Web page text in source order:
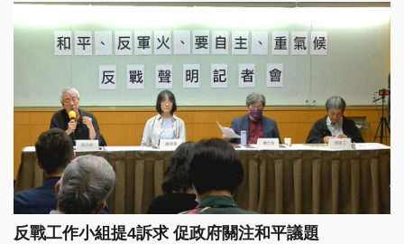
反戰工作小組提4訴求 促政府關注和平議題